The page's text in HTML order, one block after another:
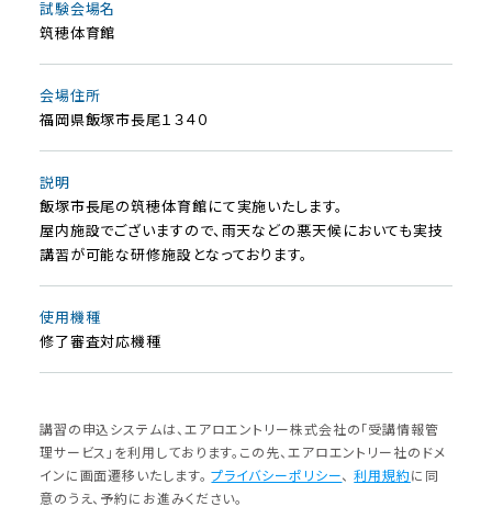
試験会場名
筑穂体育館
会場住所
福岡県飯塚市長尾１３４０
説明
飯塚市長尾の筑穂体育館にて実施いたします。
屋内施設でございますので、雨天などの悪天候においても実技
講習が可能な研修施設となっております。
使⽤機種
修了審査対応機種
講習の申込システムは、エアロエントリー株式会社の「受講情報管
理サービス」を利⽤しております。この先、エアロエントリー社のドメ
インに画⾯遷移いたします。 プライバシーポリシー、利⽤規約に同
意のうえ、予約にお進みください。